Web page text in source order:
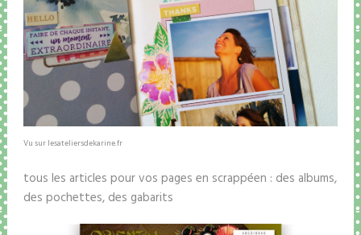
Vu sur lesateliersdekarine.fr
tous les articles pour vos pages en scrappéen : des albums,
des pochettes, des gabarits